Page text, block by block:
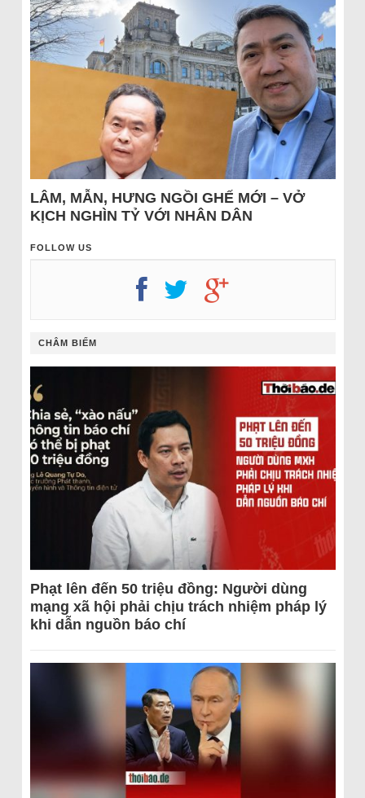
LÂM, MẪN, HƯNG NGỒI GHẾ MỚI – VỞ
KỊCH NGHÌN TỶ VỚI NHÂN DÂN
FOLLOW US
CHÂM BIẾM
Phạt lên đến 50 triệu đồng: Người dùng
mạng xã hội phải chịu trách nhiệm pháp lý
khi dẫn nguồn báo chí